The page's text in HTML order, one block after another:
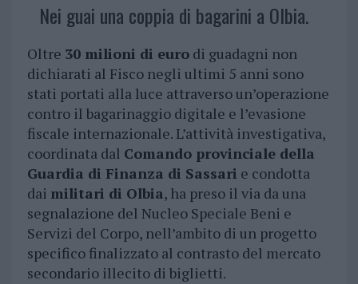
Nei guai una coppia di bagarini a Olbia.
Oltre 30 milioni di eurodi guadagni non
dichiarati al Fisco negli ultimi 5 anni sono
stati portati alla luce attraverso un’operazione
contro il bagarinaggio digitale e l’evasione
fiscale internazionale. L’attività investigativa,
coordinata dal Comando provinciale della
Guardia di Finanza di Sassari e condotta
dai militari di Olbia, ha preso il via da una
segnalazione del Nucleo Speciale Beni e
Servizi del Corpo, nell’ambito di un progetto
specifico finalizzato al contrasto del mercato
secondario illecito di biglietti.